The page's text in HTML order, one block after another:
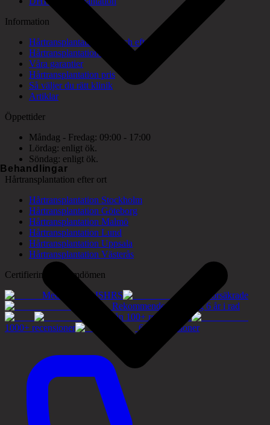
Behandlingar
Information
Hårtransplantation före och efter bilder
Hårtransplantation konsultation
Våra garantier
Hårtransplantation pris
Så väljer du rätt klinik
Artiklar
Öppettider
Måndag - Fredag: 09:00 - 17:00
Lördag: enligt ök.
Söndag: enligt ök.
Hårtransplantation efter ort
Hårtransplantation Stockholm
Hårtransplantation Göteborg
Hårtransplantation Malmö
Hårtransplantation Lund
Hårtransplantation Uppsala
Hårtransplantation Västerås
Certifieringar & omdömen
Medlemmar i ISHRS
Tryggt försäkrade
Rekommenderat företag 6 år i rad
5.0/5 från 100+ recensioner
1000+ recensioner
60+ recensioner